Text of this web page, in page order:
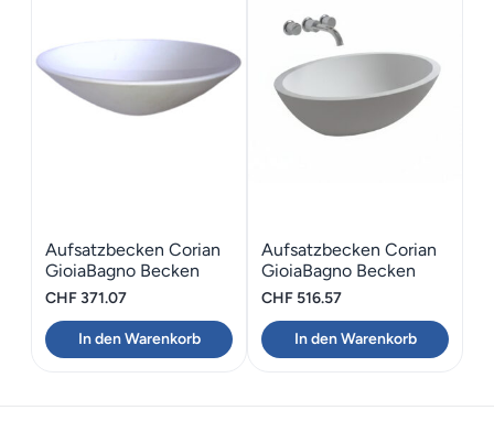
Aufsatzbecken Corian
GioiaBagno Becken
Stella-40
CHF371.07
In den Warenkorb
Aufsatzbecken Corian
GioiaBagno Becken
Lilly-57
CHF 516.57
In den Warenkorb